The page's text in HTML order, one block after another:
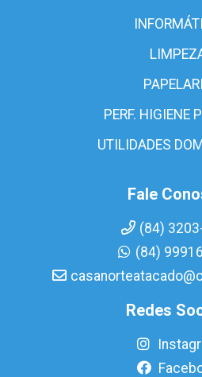
PERF. HIGIENE
UTILIDADES
Fale
(84)
(84)
Redes